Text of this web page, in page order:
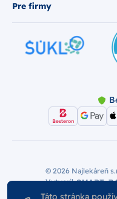
Pre firmy
© 2026 Najlekáreň
Vytvoril
Nastavenie Cookies
Táto stránka